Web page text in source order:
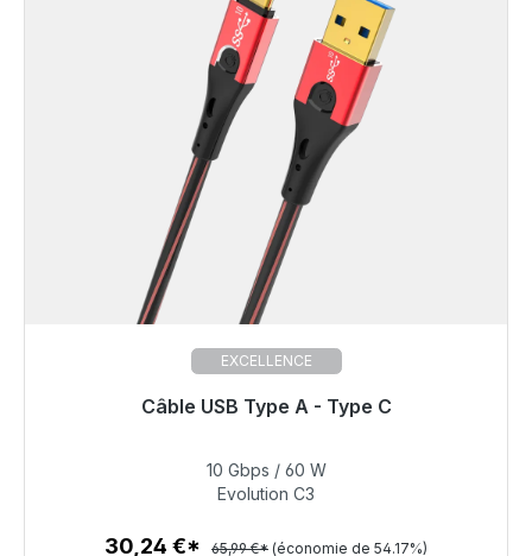
EXCELLENCE
Câble USB Type A - Type C
Prêt à être expédié, délai de livraison 48h*
30,24 €
10 Gbps / 60 W
Evolution C3
30,24 €* 65,99 €* (économie de 54.17%)